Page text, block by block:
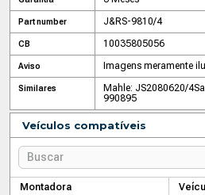
Part number J&RS-9810/4
CB 10035805056
Aviso Imagens meramente
Similares Mahle: JS2080620/4
990895
Veículos compatíveis
Montadora